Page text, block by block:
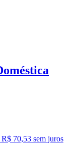
R$ 70,53 sem juros